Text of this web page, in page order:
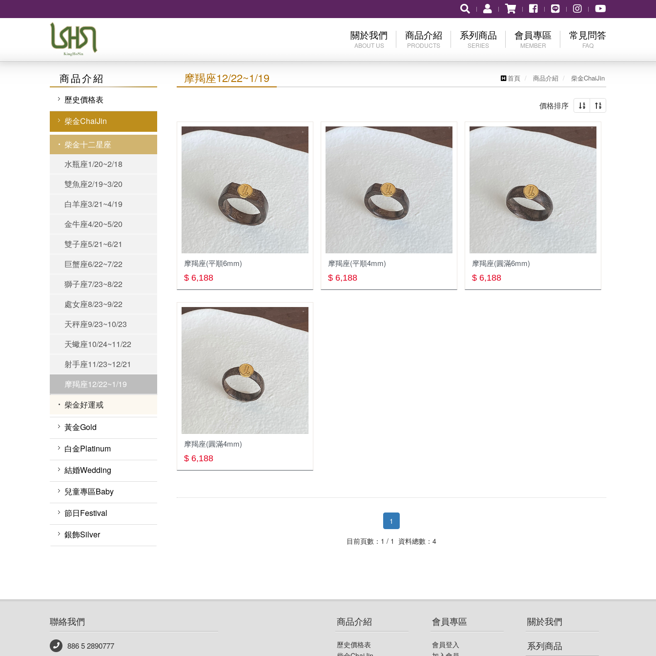
關於我們
ABOUT US
商品介紹
PRODUCTS
黃金Gold
白金Platinum
結婚Wedding
兒童專區Baby
節日Festival
系列商品
SERIES
會員專區
MEMBER
常見問答
FAQ
相關服務Q&A
首頁 商品介紹 柴金ChaiJin
商品介紹
歷史價格表
柴金ChaiJin
柴金十二星座
水瓶座1/20~2/18
雙魚座2/19~3/20
白羊座3/21~4/19
金牛座4/20~5/20
雙子座5/21~6/21
巨蟹座6/22~7/22
獅子座7/23~8/22
處女座8/23~9/22
天秤座9/23~10/23
天蠍座10/24~11/22
射手座11/23~12/21
摩羯座12/22~1/19
柴金好運戒
黃金Gold
圖騰系列
好「飾」系列
黃金神獸系列
黃金項鍊
黃金墜飾
白金Platinum
白金項鍊
結婚Wedding
兒童專區Baby
節日Festival
銀飾Silver
摩羯座12/22~1/19
價格排序
摩羯座(平順6mm)
$ 6,188
摩羯座(平順4mm)
$ 6,188
摩羯座(圓滿6mm)
$ 6,188
摩羯座(圓滿4mm)
$ 6,188
1
目前頁數：1 / 1 資料總數：4
聯絡我們
886 5 2890777
商品介紹
歷史價格表
會員專區
會員登入
關於我們
系列商品